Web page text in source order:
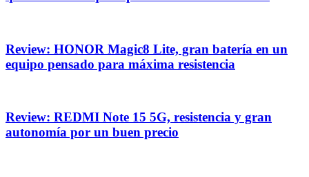
Review: HONOR Magic8 Lite, gran batería en un
equipo pensado para máxima resistencia
Review: REDMI Note 15 5G, resistencia y gran
autonomía por un buen precio